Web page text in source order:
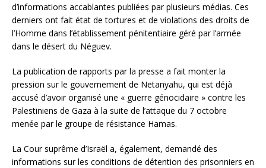
d’informations accablantes publiées par plusieurs médias. Ces
derniers ont fait état de tortures et de violations des droits de
l’Homme dans l’établissement pénitentiaire géré par l’armée
dans le désert du Néguev.
La publication de rapports par la presse a fait monter la
pression sur le gouvernement de Netanyahu, qui est déjà
accusé d’avoir organisé une « guerre génocidaire » contre les
Palestiniens de Gaza à la suite de l’attaque du 7 octobre
menée par le groupe de résistance Hamas.
La Cour suprême d’Israël a, également, demandé des
informations sur les conditions de détention des prisonniers en